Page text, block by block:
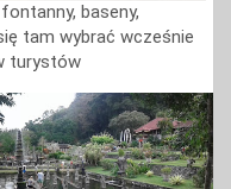
baseny,
tam wybrać wcześnie
turystów